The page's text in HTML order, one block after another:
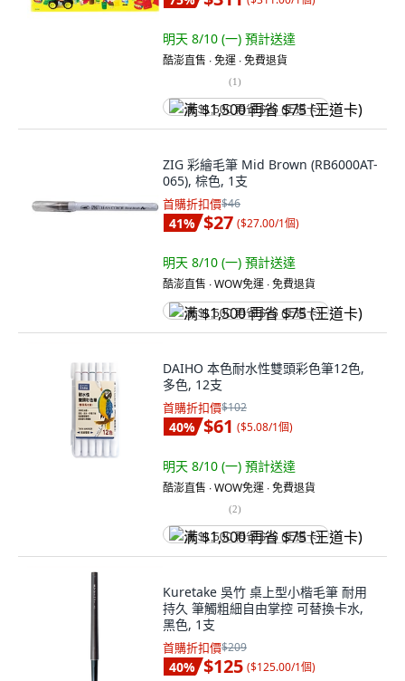
明天 8/10 (一) 預計送達
酷澎直售 ∙ 免運 ∙ 免費退貨
(1)
满 $1,500 再省 $75 (王道卡)
ZIG 彩繪毛筆 Mid Brown (RB6000AT-
065), 棕色, 1支
首購折扣價$46
41% $27 ($27.00/1個)
明天 8/10 (一) 預計送達
酷澎直售 ∙ WOW免運 ∙ 免費退貨
满 $1,500 再省 $75 (王道卡)
DAIHO 本色耐水性雙頭彩色筆12色,
多色, 12支
首購折扣價$102
40% $61 ($5.08/1個)
明天 8/10 (一) 預計送達
酷澎直售 ∙ WOW免運 ∙ 免費退貨
(2)
满 $1,500 再省 $75 (王道卡)
Kuretake 吳竹 桌上型小楷毛筆 耐用
持久 筆觸粗細自由掌控 可替換卡水,
黑色, 1支
首購折扣價$209
40% $125 ($125.00/1個)